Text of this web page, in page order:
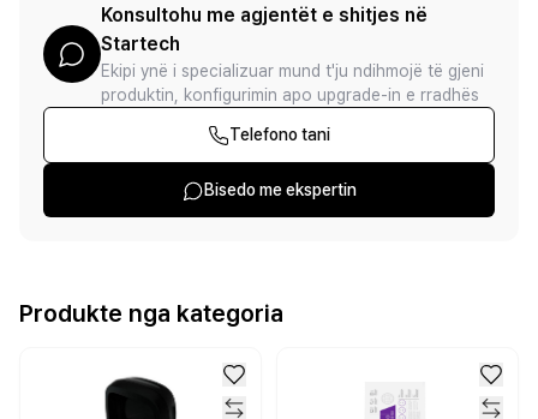
Konsultohu me agjentët e shitjes në
Startech
Ekipi ynë i specializuar mund t'ju ndihmojë të gjeni
produktin, konfigurimin apo upgrade-in e rradhës
Telefono tani
Bisedo me ekspertin
Produkte nga kategoria